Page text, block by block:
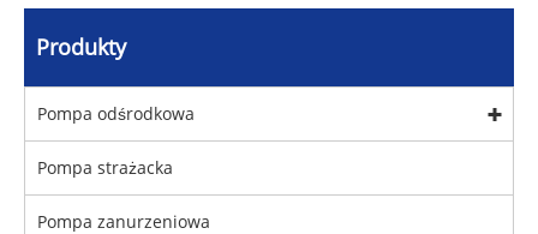
Produkty
Pompa odśrodkowa
Pompa strażacka
Pompa zanurzeniowa